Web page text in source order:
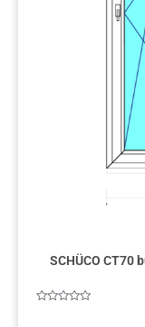
SCHÜCO CT70